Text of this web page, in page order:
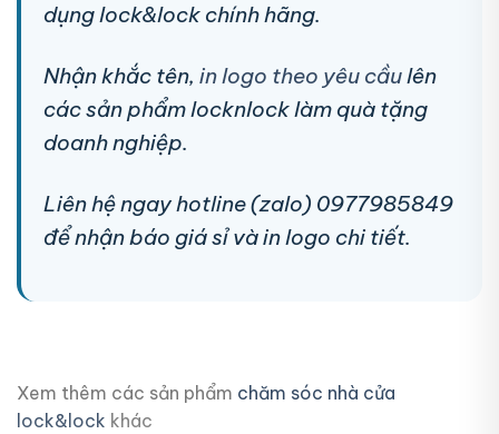
dụng lock&lock chính hãng.
Nhận khắc tên, in logo theo yêu cầulên
các sản phẩm locknlock làm quà tặng
doanh nghiệp.
Liên hệ ngay hotline (zalo) 0977985849
để nhận báo giá sỉ và in logo chi tiết.
Xem thêm các sản phẩm chăm sóc nhà cửa
lock&lock khác